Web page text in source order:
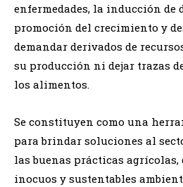
enfermedades, la inducción de
promoción del crecimiento y
demandar derivados de
su producción ni dejar trazas
los alimentos.
Se constituyen como una
para brindar soluciones al
las buenas prácticas
inocuos y sustentables